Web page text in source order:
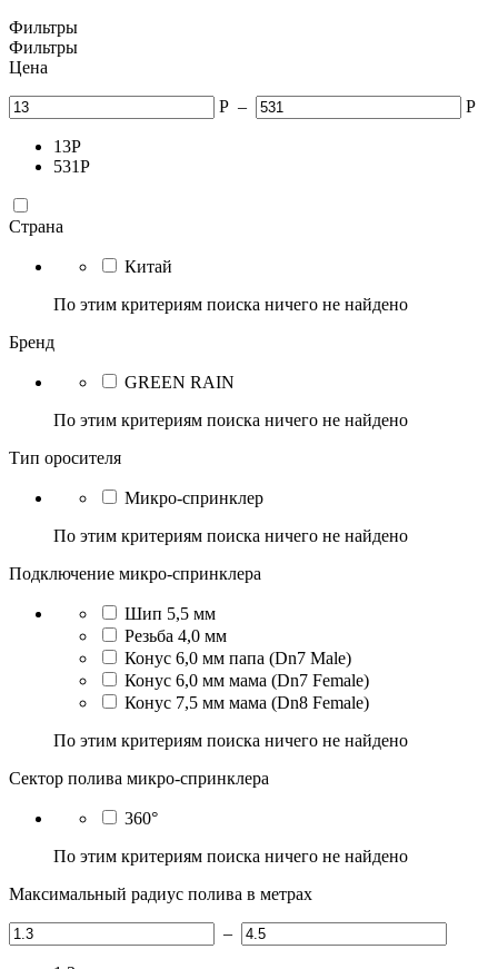
Фильтры
Фильтры
Цена
Р – Р
13Р
531Р
Страна
Китай
По этим критериям поиска ничего не найдено
Бренд
GREEN RAIN
По этим критериям поиска ничего не найдено
Тип оросителя
Микро-спринклер
По этим критериям поиска ничего не найдено
Подключение микро-спринклера
Шип 5,5 мм
Резьба 4,0 мм
Конус 6,0 мм папа (Dn7 Male)
Конус 6,0 мм мама (Dn7 Female)
Конус 7,5 мм мама (Dn8 Female)
По этим критериям поиска ничего не найдено
Сектор полива микро-спринклера
360°
По этим критериям поиска ничего не найдено
Максимальный радиус полива в метрах
–